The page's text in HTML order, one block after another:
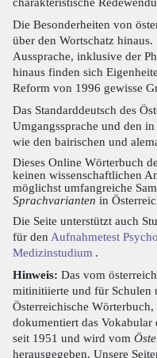
Die Besonderheiten von
über den Wortschatz
Aussprache, inklusive der
hinaus finden sich
Reform von 1996 gewisse
Das Standarddeutsch des
Umgangssprache und den
wie den bairischen und
Dieses Online Wörterbuch
keinen wissenschaftlichen
möglichst umfangreiche
Sprachvarianten in
Die Seite unterstützt auch
für den Aufnahmetest
Medizinstudium .
Hinweis: Das vom
mitinitiierte und für Schulen
Österreichische
dokumentiert das Vokabular
seit 1951 und wird vom
herausgegeben. Unsere